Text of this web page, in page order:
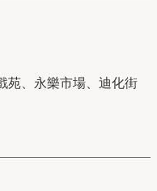
苑、永樂市場、迪化街